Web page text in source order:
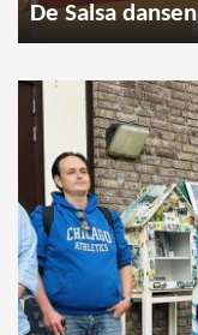
De Salsa